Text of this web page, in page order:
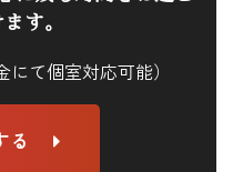
す。
にて個室対応可能）
る